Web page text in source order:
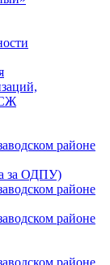
районе
за ОДПУ)
районе
районе